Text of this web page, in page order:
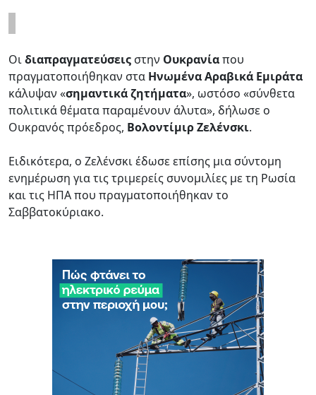
Οιδιαπραγματεύσεις στην Ουκρανίαπου
πραγματοποιήθηκαν στα Ηνωμένα Αραβικά Εμιράτα
κάλυψαν «σημαντικά ζητήματα», ωστόσο «σύνθετα
πολιτικά θέματα παραμένουν άλυτα», δήλωσε ο
Ουκρανός πρόεδρος, Βολοντίμιρ Ζελένσκι.
Ειδικότερα, ο Ζελένσκι έδωσε επίσης μια σύντομη
ενημέρωση για τις τριμερείς συνομιλίες με τη Ρωσία
και τις ΗΠΑ που πραγματοποιήθηκαν το
Σαββατοκύριακο.